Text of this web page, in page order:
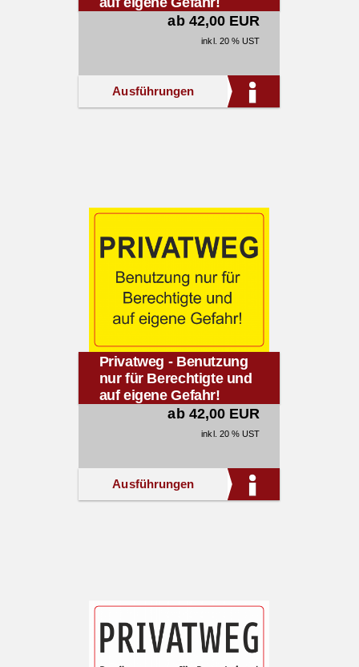
ab 42,00 EUR
inkl. 20 % UST
Ausführungen
Privatweg - Benutzung
nur für Berechtigte und
auf eigene Gefahr!
ab 42,00 EUR
inkl. 20 % UST
Ausführungen